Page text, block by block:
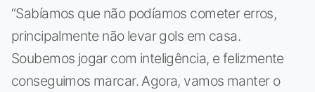
“Sabíamos que não podíamos cometer erros,
principalmente não levar gols em casa.
Soubemos jogar com inteligência, e felizmente
conseguimos marcar. Agora, vamos manter o